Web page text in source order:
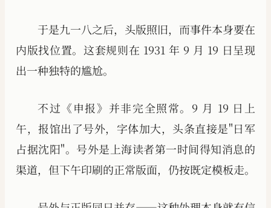
于是九一八之后，头版照旧，而事件本身要在
内版找位置。这套规则在 1931 年 9 月 19 日呈现
出一种独特的尴尬。
不过《申报》并非完全照常。9 月 19 日上
午，报馆出了号外，字体加大，头条直接是"日军
占据沈阳"。号外是上海读者第一时间得知消息的
渠道，但下午印刷的正常版面，仍按既定模板走。